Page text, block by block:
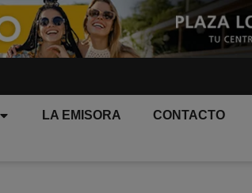
LA EMISORA CONTACTO